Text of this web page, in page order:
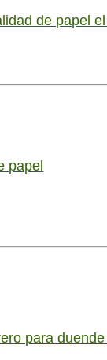
de papel
papel
para